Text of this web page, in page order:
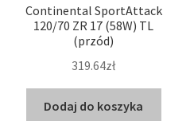
Continental SportAttack
120/70 ZR 17 (58W) TL
(przód)
319.64zł
Dodaj do koszyka